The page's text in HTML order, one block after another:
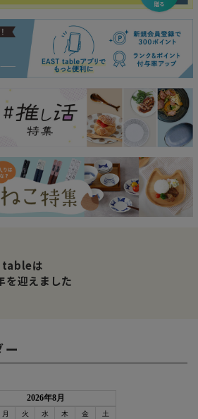
tableは
を迎えました
贈る